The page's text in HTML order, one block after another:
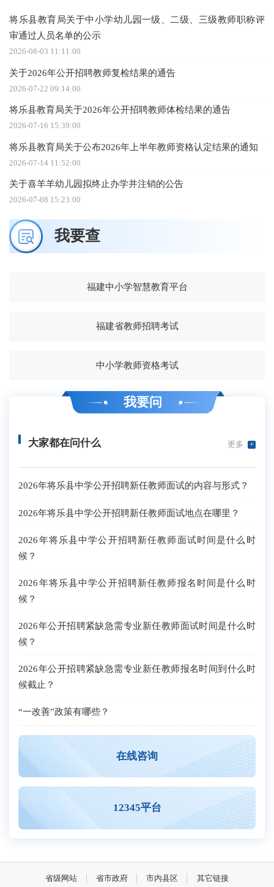
将乐县教育局关于中小学幼儿园一级、二级、三级教师职称评
审通过人员名单的公示
2026-08-03 11:11:00
关于2026年公开招聘教师复检结果的通告
2026-07-22 09:14:00
将乐县教育局关于2026年公开招聘教师体检结果的通告
2026-07-16 15:39:00
将乐县教育局关于公布2026年上半年教师资格认定结果的通知
2026-07-14 11:52:00
关于喜羊羊幼儿园拟终止办学并注销的公告
2026-07-08 15:23:00
我要查
福建中小学智慧教育平台
福建省教师招聘考试
中小学教师资格考试
我要问
大家都在问什么 更多 +
2026年将乐县中学公开招聘新任教师面试的内容与形式？
2026年将乐县中学公开招聘新任教师面试地点在哪里？
2026年将乐县中学公开招聘新任教师面试时间是什么时
候？
2026年将乐县中学公开招聘新任教师报名时间是什么时
候？
2026年公开招聘紧缺急需专业新任教师面试时间是什么时
候？
2026年公开招聘紧缺急需专业新任教师报名时间到什么时
候截止？
“一改善”政策有哪些？
在线咨询
12345平台
省级网站 省市政府 市内县区 其它链接